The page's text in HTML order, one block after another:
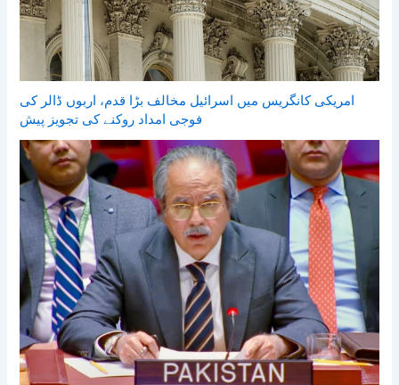
امریکی کانگریس میں اسرائیل مخالف بڑا قدم، اربوں ڈالر کی
فوجی امداد روکنے کی تجویز پیش